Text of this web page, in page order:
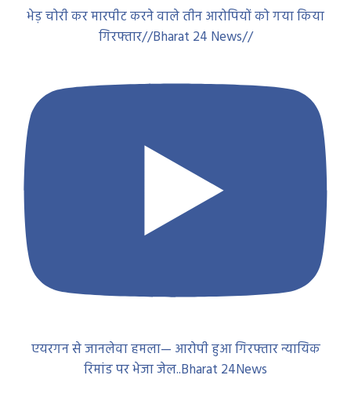
भेड़ चोरी कर मारपीट करने वाले तीन आरोपियों को गया किया
गिरफ्तार//Bharat 24 News//
एयरगन से जानलेवा हमला— आरोपी हुआ गिरफ्तार न्यायिक
रिमांड पर भेजा जेल..Bharat 24News